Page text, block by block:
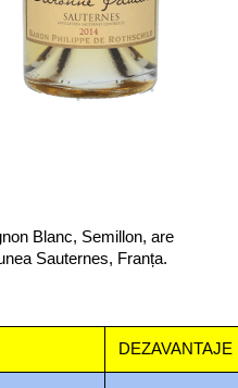
Blanc, Semillon, are
Sauternes, Franța.
DEZAVANTAJE